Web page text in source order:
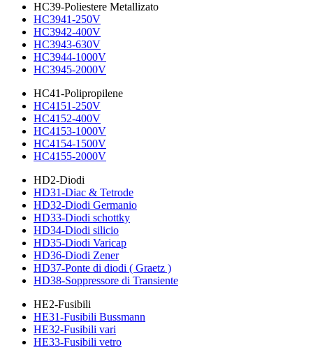
HC39-Poliestere Metallizato
HC3941-250V
HC3942-400V
HC3943-630V
HC3944-1000V
HC3945-2000V
HC41-Polipropilene
HC4151-250V
HC4152-400V
HC4153-1000V
HC4154-1500V
HC4155-2000V
HD2-Diodi
HD31-Diac & Tetrode
HD32-Diodi Germanio
HD33-Diodi schottky
HD34-Diodi silicio
HD35-Diodi Varicap
HD36-Diodi Zener
HD37-Ponte di diodi ( Graetz )
HD38-Soppressore di Transiente
HE2-Fusibili
HE31-Fusibili Bussmann
HE32-Fusibili vari
HE33-Fusibili vetro